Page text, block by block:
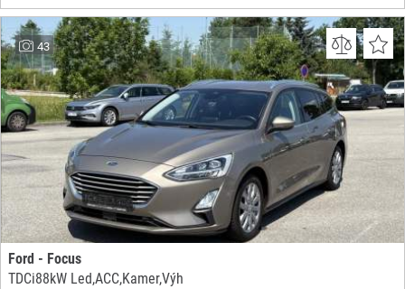
43
Ford - Focus
TDCi88kW Led,ACC,Kamer,Výh